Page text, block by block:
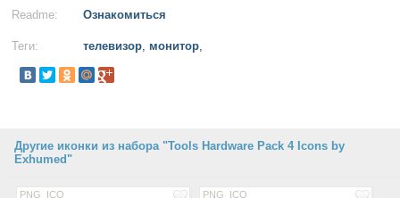
Readme: Ознакомиться
Теги: телевизор, монитор,
Другие иконки из набора "Tools Hardware Pack 4 Icons by
Exhumed"
PNG ICO PNG ICO